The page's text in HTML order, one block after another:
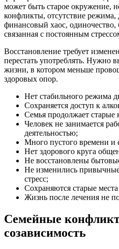
может быть старое окружение,
конфликты, отсутствие режима,
финансовый хаос, одиночество,
связанная с постоянным
Восстановление требует
перестать употреблять. Нужно
жизни, в котором меньше
здоровых опор.
Нет стабильного режима
Сохраняется доступ к
Семья продолжает
Человек не занимается
деятельностью;
Много пустого времени и
Нет здорового круга
Не восстановлены
Не изменились
стресс;
Сохраняются старые
Жизнь после лечения не
Семейные
созависимость